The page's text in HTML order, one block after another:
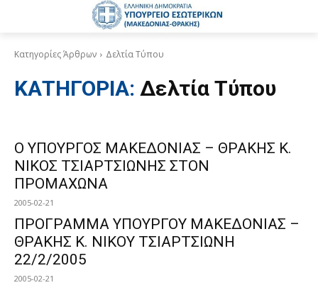
Κατηγορίες Άρθρων Δελτία Τύπου
ΚΑΤΗΓΟΡΙΑ: Δελτία Τύπου
Ο ΥΠΟΥΡΓΟΣ ΜΑΚΕΔΟΝΙΑΣ – ΘΡΑΚΗΣ Κ.
ΝΙΚΟΣ ΤΣΙΑΡΤΣΙΩΝΗΣ ΣΤΟΝ
ΠΡΟΜΑΧΩΝΑ
2005-02-21
ΠΡΟΓΡΑΜΜΑ ΥΠΟΥΡΓΟΥ ΜΑΚΕΔΟΝΙΑΣ –
ΘΡΑΚΗΣ Κ. ΝΙΚΟΥ ΤΣΙΑΡΤΣΙΩΝΗ
22/2/2005
2005-02-21